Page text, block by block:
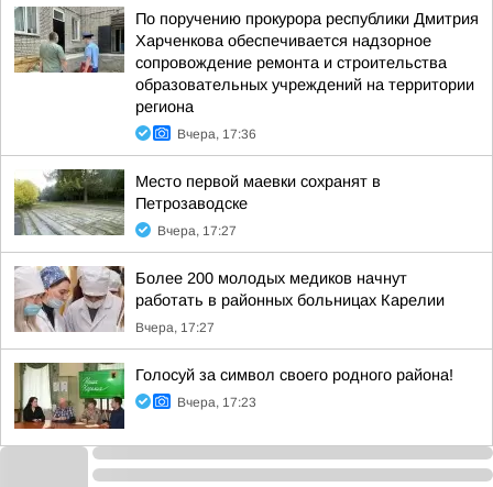
По поручению прокурора республики Дмитрия
Харченкова обеспечивается надзорное
сопровождение ремонта и строительства
образовательных учреждений на территории
региона
Вчера, 17:36
Место первой маевки сохранят в
Петрозаводске
Вчера, 17:27
Более 200 молодых медиков начнут
работать в районных больницах Карелии
Вчера, 17:27
Голосуй за символ своего родного района!
Вчера, 17:23